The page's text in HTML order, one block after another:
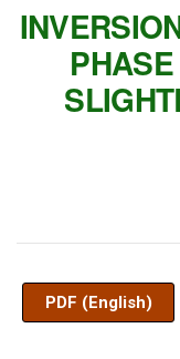
PDF (English)